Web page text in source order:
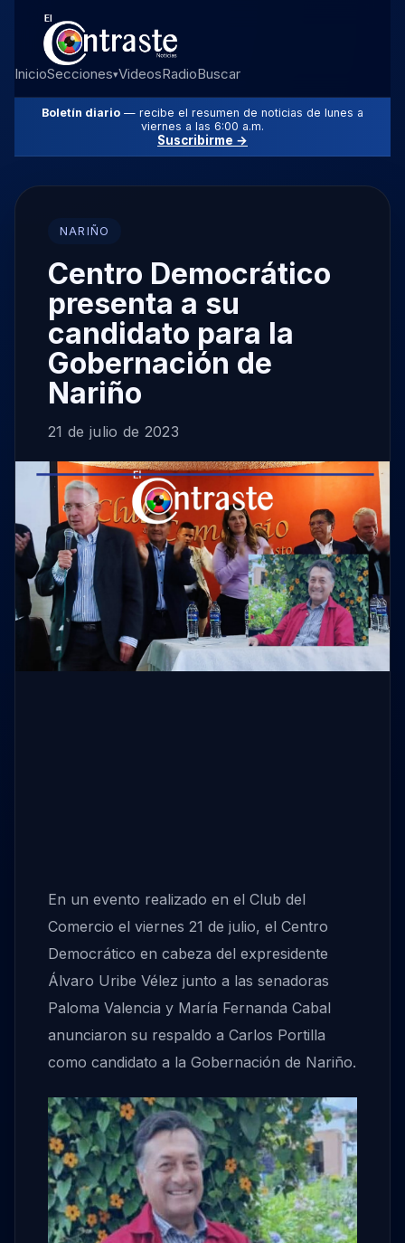
InicioSecciones▾VideosRadioBuscar
Boletín diario — recibe el resumen de noticias de lunes a
viernes a las 6:00 a.m.
Suscribirme →
NARIÑO
Centro Democrático
presenta a su
candidato para la
Gobernación de
Nariño
21 de julio de 2023
En un evento realizado en el Club del
Comercio el viernes 21 de julio, el Centro
Democrático en cabeza del expresidente
Álvaro Uribe Vélez junto a las senadoras
Paloma Valencia y María Fernanda Cabal
anunciaron su respaldo a Carlos Portilla
como candidato a la Gobernación de Nariño.